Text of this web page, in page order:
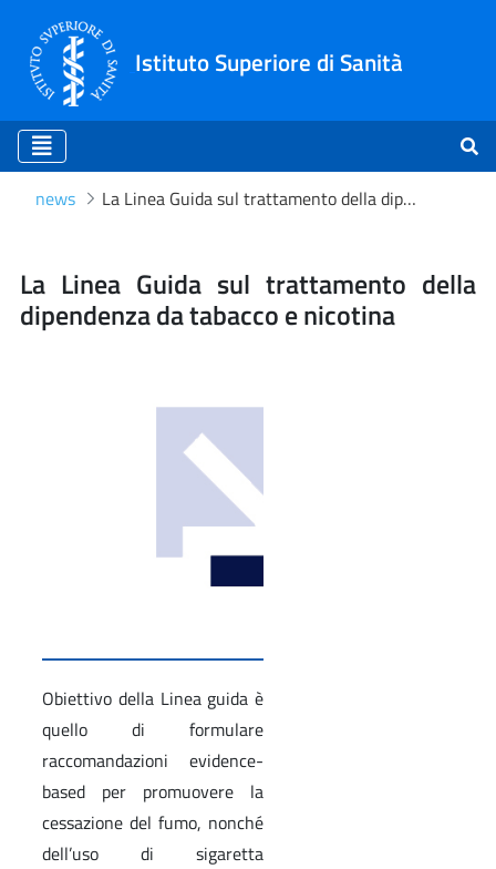
Istituto Superiore di Sanità
news La Linea Guida sul trattamento della dipendenza da tabacco e nicotina
La Linea Guida sul
La Linea Guida sul trattamento della
dipendenza da tabacco e nicotina
Obiettivo della Linea guida è
quello di formulare
raccomandazioni evidence-
based per promuovere la
cessazione del fumo, nonché
dell’uso di sigaretta